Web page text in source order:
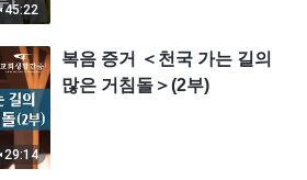
45:22
29:14
복음 증거 ＜천국 가는 길의
많은 거침돌＞(2부)